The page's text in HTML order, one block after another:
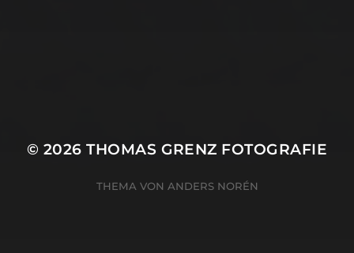
© 2026THOMAS GRENZ FOTOGRAFIE
THEMA VON ANDERS NORÉN